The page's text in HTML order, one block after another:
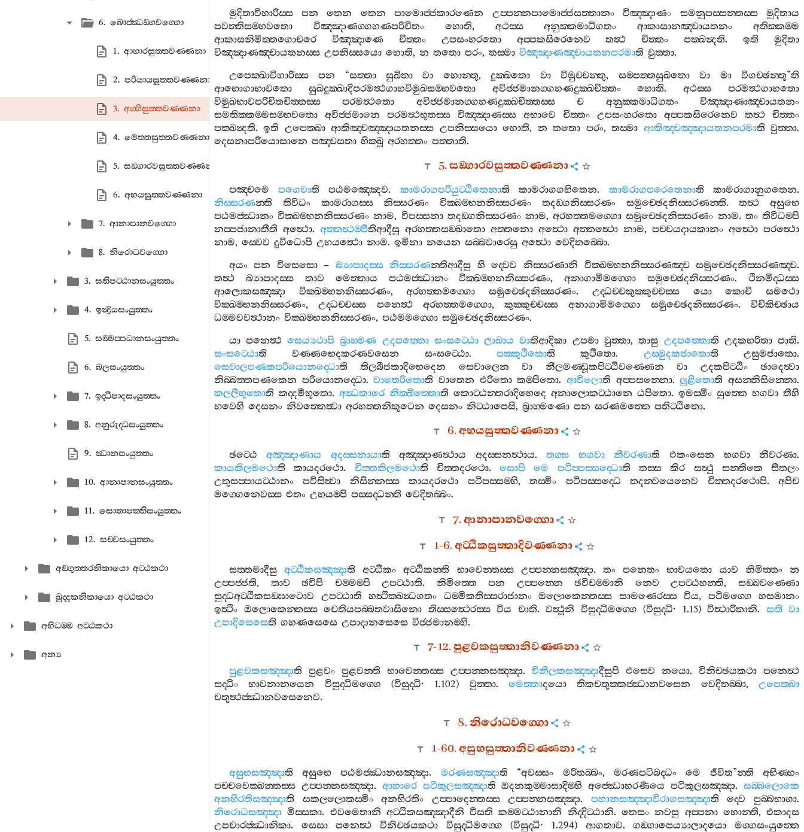
6. බොජ‍්ඣඞ‍්ගවග‍්ගො
1. ආහාරසුත‍්තවණ‍්ණනා
2. පරියායසුත‍්තවණ‍්ණනා
3. අග‍්ගිසුත‍්තවණ‍්ණනා
4. මෙත‍්තසුත‍්තවණ‍්ණනා
5. සඞ‍්ගාරවසුත‍්තවණ‍්ණනා
6. අභයසුත‍්තවණ‍්ණනා
7. ආනාපානවග‍්ගො
8. නිරොධවග‍්ගො
3. සතිපට‍්ඨානසංයුත‍්තං
4. ඉන්‍ද්‍රියසංයුත‍්තං
5. සම‍්මප‍්පධානසංයුත‍්තං
6. බලසංයුත‍්තං
7. ඉද‍්ධිපාදසංයුත‍්තං
8. අනුරුද‍්ධසංයුත‍්තං
9. ඣානසංයුත‍්තං
10. ආනාපානසංයුත‍්තං
11. සොතාපත‍්තිසංයුත‍්තං
12. සච‍්චසංයුත‍්තං
අඞ‍්ගුත‍්තරනිකායො අට‍්ඨකථා
ඛුද‍්දකනිකායො අට‍්ඨකථා
අභිධම‍්ම අට‍්ඨකථා
අන්‍ය
මුදිතාවිහාරිස‍්ස
පන තෙන තෙන පාමොජ‍්ජකාරණෙන උප‍්පන‍්නපාමොජ‍්ජසත‍්තානං විඤ‍්ඤාණං සමනුපස‍්සන‍්තස‍්ස
මුදිතාය
පවත‍්තිසම‍්භවතො
විඤ‍්ඤාණග‍්ගහණපරිචිතං හොති, අථස‍්ස අනුක‍්කමාධිගතං ආකාසානඤ‍්චායතනං
අතික‍්කම‍්ම
ආකාසනිමිත‍්තගොචරෙ
විඤ‍්ඤාණෙ චිත‍්තං උපසංහරතො අප‍්පකසිරෙනෙව තත්‍ථ චිත‍්තං පක‍්ඛන්‍දති.ඉති
මුදිතා
විඤ‍්ඤාණඤ‍්චායතනස‍්ස උපනිස‍්සයො හොති, න තතො පරං, තස‍්මා විඤ‍්ඤාණඤ‍්චායතනපරමාති වුත‍්තා.
උපෙක‍්ඛාවිහාරිස‍්ස
පන “සත‍්තා සුඛිතා වා හොන‍්තු,දුක‍්ඛතො වා විමුච‍්චන‍්තු, සම‍්පත‍්තසුඛතො වා මා විගච‍්ඡන‍්තූ”ති
ආභොගාභාවතො
සුඛදුක‍්ඛාදිපරමත්‍ථගාහවිමුඛසම‍්භවතො අවිජ‍්ජමානග‍්ගහණදුක‍්ඛචිත‍්තං හොති.අථස‍්ස
පරමත්‍ථගාහතො
විමුඛභාවපරිචිතචිත‍්තස‍්ස
පරමත්‍ථතො අවිජ‍්ජමානග‍්ගහණදුක‍්ඛචිත‍්තස‍්ස ච අනුක‍්කමාධිගතං
විඤ‍්ඤාණාඤ‍්චායතනං
සමතික‍්කම‍්මසම‍්භවතො
අවිජ‍්ජමානෙ පරමත්‍ථභූතස‍්ස විඤ‍්ඤාණස‍්ස අභාවෙ චිත‍්තං උපසංහරතො අප‍්පකසිරෙනෙව තත්‍ථ
චිත‍්තං
පක‍්ඛන්‍දති.ඉති උපෙක‍්ඛා ආකිඤ‍්චඤ‍්ඤායතනස‍්ස උපනිස‍්සයො හොති, න තතො පරං,තස‍්මා ආකිඤ‍්චඤ‍්ඤායතනපරමාති වුත‍්තා.
දෙසනාපරියොසානෙ පඤ‍්චසතා භික‍්ඛූ අරහත‍්තං පත‍්තාති.
5.සඞ‍්ගාරවසුත‍්තවණ‍්ණනා
පඤ‍්චමෙ පගෙවාති පඨමඤ‍්ඤෙව. කාමරාගපරියුට‍්ඨිතෙනාති කාමරාගගහිතෙන. කාමරාගපරෙතෙනාති කාමරාගානුගතෙන.
නිස‍්සරණන‍්ති තිවිධං කාමරාගස‍්ස නිස‍්සරණං වික‍්ඛම‍්භනනිස‍්සරණං තදඞ‍්ගනිස‍්සරණං සමුච‍්ඡෙදනිස‍්සරණන‍්ති.තත්‍ථ
අසුභෙ
පඨමජ‍්ඣානං වික‍්ඛම‍්භනනිස‍්සරණං නාම, විපස‍්සනා තදඞ‍්ගනිස‍්සරණං නාම,අරහත‍්තමග‍්ගො සමුච‍්ඡෙදනිස‍්සරණං නාම. තං තිවිධම‍්පි
නප‍්පජානාතීති අත්‍ථො. අත‍්තත්‍ථම‍්පීතිආදීසු අරහත‍්තසඞ‍්ඛාතො අත‍්තනො අත්‍ථො අත‍්තත්‍ථො නාම, පච‍්චයදායකානං අත්‍ථො පරත්‍ථො
නාම, ස‍්වෙව දුවිධොපි උභයත්‍ථො නාම. ඉමිනා නයෙන සබ‍්බවාරෙසු අත්‍ථො වෙදිතබ‍්බො.
අයං පන විසෙසො– බ්‍යාපාදස‍්ස නිස‍්සරණන‍්තිආදීසු හි ද‍්වෙව නිස‍්සරණානි වික‍්ඛම‍්භනනිස‍්සරණඤ‍්ච සමුච‍්ඡෙදනිස‍්සරණඤ‍්ච.
තත්‍ථ
බ්‍යාපාදස‍්ස තාව මෙත‍්තාය පඨමජ‍්ඣානං වික‍්ඛම‍්භනනිස‍්සරණං,අනාගාමිමග‍්ගො සමුච‍්ඡෙදනිස‍්සරණං. ථිනමිද‍්ධස‍්ස
ආලොකසඤ‍්ඤා
වික‍්ඛම‍්භනනිස‍්සරණං,අරහත‍්තමග‍්ගො සමුච‍්ඡෙදනිස‍්සරණං. උද‍්ධච‍්චකුක‍්කුච‍්චස‍්ස යො කොචි
සමථො
වික‍්ඛම‍්භනනිස‍්සරණං,උද‍්ධච‍්චස‍්ස පනෙත්‍ථ අරහත‍්තමග‍්ගො,කුක‍්කුච‍්චස‍්ස අනාගාමිමග‍්ගො සමුච‍්ඡෙදනිස‍්සරණං.විචිකිච‍්ඡාය
ධම‍්මවවත්‍ථානං වික‍්ඛම‍්භනනිස‍්සරණං, පඨමමග‍්ගො සමුච‍්ඡෙදනිස‍්සරණං.
යා පනෙත්‍ථ සෙය්‍යථාපි බ්‍රාහ‍්මණ උදපත‍්තො සංසට‍්ඨො ලාඛාය වාතිආදිකා උපමා වුත‍්තා,තාසු උදපත‍්තොති උදකභරිතා පාති.
සංසට‍්ඨොති වණ‍්ණභෙදකරණවසෙන සංසට‍්ඨො.පක‍්කුථිතොති කුථිතො. උස‍්මුදකජාතොති උසුමජාතො.
සෙවාලපණකපරියොනද‍්ධොති තිලබීජකාදිභෙදෙන සෙවාලෙන වා නීලමණ‍්ඩූකපිට‍්ඨිවණ‍්ණෙන වා උදකපිට‍්ඨිං
ඡාදෙත්‍වා
නිබ‍්බත‍්තපණකෙන පරියොනද‍්ධො.වාතෙරිතොති වාතෙන එරිතො කම‍්පිතො.ආවිලොති අප‍්පසන‍්නො.ලුළිතොති අසන‍්නිසින‍්නො.
කලලීභූතොති කද‍්දමීභූතො. අන්‍ධකාරෙ නික‍්ඛිත‍්තොති කොට‍්ඨන‍්තරාදිභෙදෙ අනාලොකට‍්ඨානෙ ඨපිතො. ඉමස‍්මිං සුත‍්තෙ භගවා තීහි
භවෙහි දෙසනං නිවත‍්තෙත්‍වා අරහත‍්තනිකූටෙන දෙසනං නිට‍්ඨාපෙසි, බ්‍රාහ‍්මණො පන සරණමත‍්තෙ පතිට‍්ඨිතො.
6.අභයසුත‍්තවණ‍්ණනා
ඡට‍්ඨෙ අඤ‍්ඤාණාය අදස‍්සනායාති අඤ‍්ඤාණත්‍ථාය අදස‍්සනත්‍ථාය.තග‍්ඝ භගවා නීවරණාති එකංසෙන භගවා නීවරණා.
කායකිලමථොති කායදරථො. චිත‍්තකිලමථොති චිත‍්තදරථො.සොපි මෙ පටිප‍්පස‍්සද‍්ධොති තස‍්ස කිර සත්‍ථු සන‍්තිකෙ
සීතලං
උතුසප‍්පායට‍්ඨානං
පවිසිත්‍වා නිසින‍්නස‍්ස කායදරථො පටිපස‍්සම‍්භි,තස‍්මිං පටිපස‍්සද‍්ධෙ තදන‍්වයෙනෙව චිත‍්තදරථොපි.අපිච
මග‍්ගෙනෙවස‍්ස එතං උභයම‍්පි පස‍්සද‍්ධන‍්ති වෙදිතබ‍්බං.
7.ආනාපානවග‍්ගො
1-6.අට‍්ඨිකසුත‍්තාදිවණ‍්ණනා
සත‍්තමාදීසු අට‍්ඨිකසඤ‍්ඤාති අට‍්ඨිකං අට‍්ඨිකන‍්ති භාවෙන‍්තස‍්ස උප‍්පන‍්නසඤ‍්ඤා. තං පනෙතං භාවයතො යාව නිමිත‍්තං
න
උප‍්පජ‍්ජති, තාව ඡවිපි චම‍්මම‍්පි උපට‍්ඨාති. නිමිත‍්තෙ පන උප‍්පන‍්නෙ ඡවිචම‍්මානි නෙව උපට‍්ඨහන‍්ති,සඞ‍්ඛවණ‍්ණො
සුද‍්ධඅට‍්ඨිකසඞ‍්ඝාටොව
උපට‍්ඨාති හත්‍ථික‍්ඛන්‍ධගතං ධම‍්මිකතිස‍්සරාජානං ඔලොකෙන‍්තස‍්ස සාමණෙරස‍්ස විය, පටිමග‍්ගෙ
හසමානං
ඉත්‍ථිං ඔලොකෙන‍්තස‍්ස චෙතියපබ‍්බතවාසිනො තිස‍්සත්‍ථෙරස‍්ස විය චාති. වත්‍ථූනි විසුද‍්ධිමග‍්ගෙ (විසුද‍්ධි· 1.15) විත්‍ථාරිතානි. සති වා
උපාදිසෙසෙති ගහණසෙසෙ උපාදානසෙසෙ විජ‍්ජමානම‍්හි.
7-12.පුළවකසුත‍්තානිවණ‍්ණනා
පුළවකසඤ‍්ඤාති පුළවං පුළවන‍්ති භාවෙන‍්තස‍්ස උප‍්පන‍්නසඤ‍්ඤා. විනීලකසඤ‍්ඤාදීසුපි එසෙව නයො. විනිච‍්ඡයකථා පනෙත්‍ථ
සද‍්ධිං
භාවනානයෙන විසුද‍්ධිමග‍්ගෙ (විසුද‍්ධි· 1.102) වුත‍්තා.මෙත‍්තාදයො තිකචතුක‍්කජ‍්ඣානවසෙන වෙදිතබ‍්බා,උපෙක‍්ඛා
චතුත්‍ථජ‍්ඣානවසෙනෙව.
8.නිරොධවග‍්ගො
1-60.අසුභසුත‍්තානිවණ‍්ණනා
අසුභසඤ‍්ඤාති අසුභෙ පඨමජ‍්ඣානසඤ‍්ඤා. මරණසඤ‍්ඤාති “අවස‍්සං මරිතබ‍්බං, මරණපටිබද‍්ධං මෙ ජීවිත”න‍්ති
අභිණ‍්හං
පච‍්චවෙක‍්ඛන‍්තස‍්ස උප‍්පන‍්නසඤ‍්ඤා. ආහාරෙ පටිකූලසඤ‍්ඤාති ඔදනකුම‍්මාසාදිම‍්හි අජ‍්ඣොහරණීයෙ පටිකූලසඤ‍්ඤා.සබ‍්බලොකෙ
අනභිරතිසඤ‍්ඤාති සකලලොකස‍්මිං අනභිරතිං උප‍්පාදෙන‍්තස‍්ස උප‍්පන‍්නසඤ‍්ඤා. පහානසඤ‍්ඤාවිරාගසඤ‍්ඤාති ද‍්වෙ පුබ‍්බභාගා.
නිරොධසඤ‍්ඤා මිස‍්සකා. එවමෙතානි අට‍්ඨිකසඤ‍්ඤාදීනි වීසති කම‍්මට‍්ඨානානි නිද‍්දිට‍්ඨානි. තෙසං නවසු අප‍්පනා හොන‍්ති,එකාදස
උපචාරජ‍්ඣානිකා. සෙසා පනෙත්‍ථ විනිච‍්ඡයකථා විසුද‍්ධිමග‍්ගෙ (විසුද‍්ධි· 1.294) ආගතාව.ගඞ‍්ගාපෙය්‍යාලාදයො
මග‍්ගසංයුත‍්තෙ